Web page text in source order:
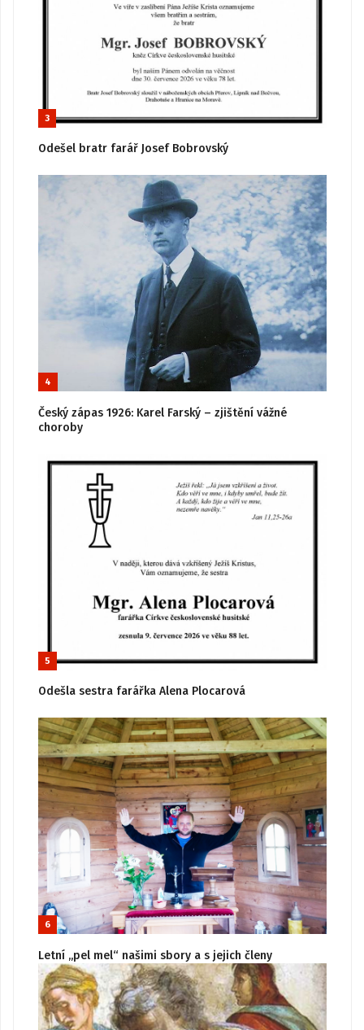
3
Odešel bratr farář Josef Bobrovský
4
Český zápas 1926: Karel Farský – zjištění vážné
choroby
5
Odešla sestra farářka Alena Plocarová
6
Letní „pel mel“ našimi sbory a s jejich členy